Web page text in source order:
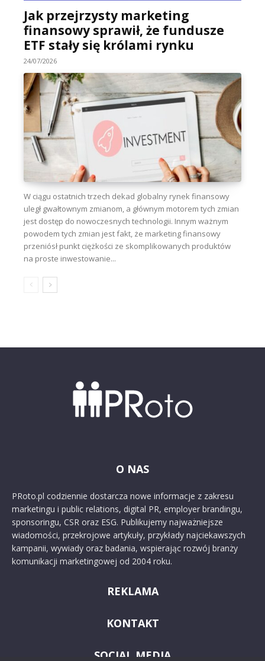
Jak przejrzysty marketing
finansowy sprawił, że fundusze
ETF stały się królami rynku
24/07/2026
W ciągu ostatnich trzech dekad globalny rynek finansowy
uległ gwałtownym zmianom, a głównym motorem tych zmian
jest dostęp do nowoczesnych technologii. Innym ważnym
powodem tych zmian jest fakt, że marketing finansowy
przeniósł punkt ciężkości ze skomplikowanych produktów
na proste inwestowanie...
O NAS
PRoto.pl codziennie dostarcza nowe informacje z zakresu
marketingu i public relations, digital PR, employer brandingu,
sponsoringu, CSR oraz ESG. Publikujemy najważniejsze
wiadomości, przekrojowe artykuły, przykłady najciekawszych
kampanii, wywiady oraz badania, wspierając rozwój branży
komunikacji marketingowej od 2004 roku.
REKLAMA
KONTAKT
SOCIAL MEDIA